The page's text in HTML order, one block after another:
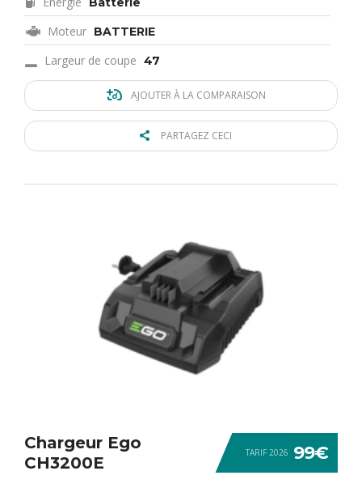
Moteur BATTERIE
Largeur de coupe 47
AJOUTER À LA COMPARAISON
PARTAGEZ CECI
TARIF 2026 99€
Chargeur Ego
CH3200E